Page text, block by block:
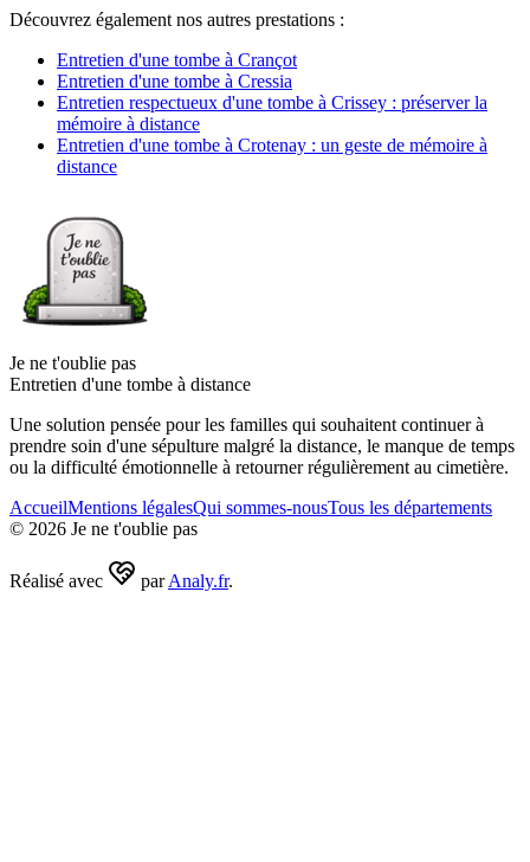
Découvrez également nos autres prestations :
Entretien d'une tombe à Crançot
Entretien d'une tombe à Cressia
Entretien respectueux d'une tombe à Crissey : préserver la
mémoire à distance
Entretien d'une tombe à Crotenay : un geste de mémoire à
distance
Je ne t'oublie pas
Entretien d'une tombe à distance
Une solution pensée pour les familles qui souhaitent continuer à
prendre soin d'une sépulture malgré la distance, le manque de temps
ou la difficulté émotionnelle à retourner régulièrement au cimetière.
AccueilMentions légalesQui sommes-nousTous les départements
© 2026 Je ne t'oublie pas
Réalisé avec par Analy.fr.